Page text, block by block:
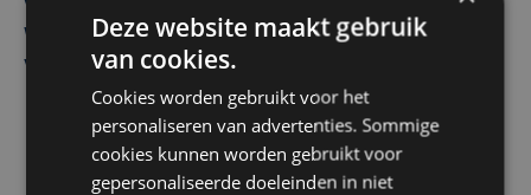
Vier Oostendse gynaecologen versterken dienst in AZ
West, dat ook een nieuwe voltijdse gynaecoloog
verwelkomt
Deze website maakt gebruik
van cookies.
Cookies worden gebruikt voor het
personaliseren van advertenties. Sommige
cookies kunnen worden gebruikt voor
gepersonaliseerde doeleinden in niet